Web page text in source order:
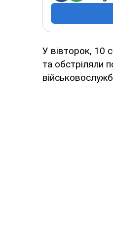
У вівторок, 10
та обстріляли